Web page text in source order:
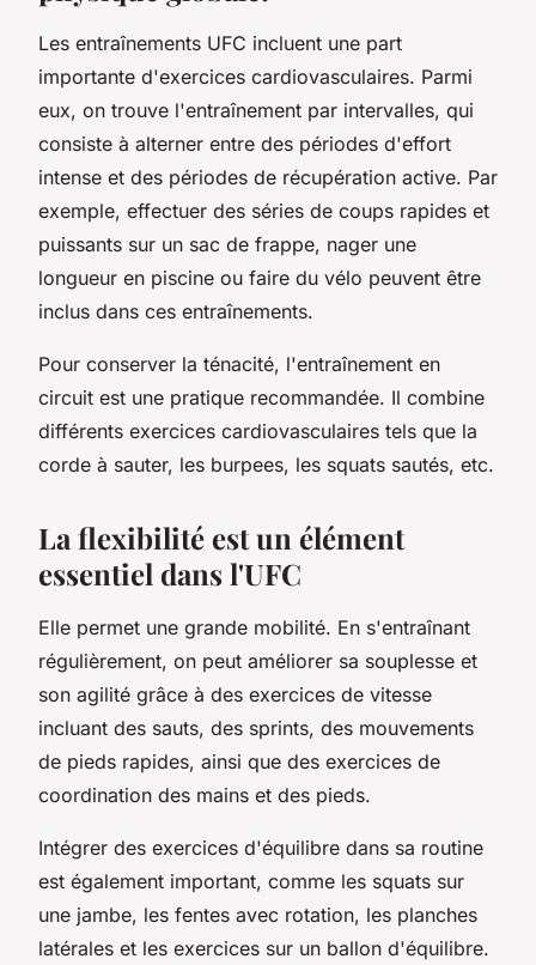
Les entraînements UFC incluent une part
importante d'exercices cardiovasculaires. Parmi
eux, on trouve l'entraînement par intervalles, qui
consiste à alterner entre des périodes d'effort
intense et des périodes de récupération active. Par
exemple, effectuer des séries de coups rapides et
puissants sur un sac de frappe, nager une
longueur en piscine ou faire du vélo peuvent être
inclus dans ces entraînements.
Pour conserver la ténacité, l'entraînement en
circuit est une pratique recommandée. Il combine
différents exercices cardiovasculaires tels que la
corde à sauter, les burpees, les squats sautés, etc.
La flexibilité est un élément
essentiel dans l'UFC
Elle permet une grande mobilité. En s'entraînant
régulièrement, on peut améliorer sa souplesse et
son agilité grâce à des exercices de vitesse
incluant des sauts, des sprints, des mouvements
de pieds rapides, ainsi que des exercices de
coordination des mains et des pieds.
Intégrer des exercices d'équilibre dans sa routine
est également important, comme les squats sur
une jambe, les fentes avec rotation, les planches
latérales et les exercices sur un ballon d'équilibre.